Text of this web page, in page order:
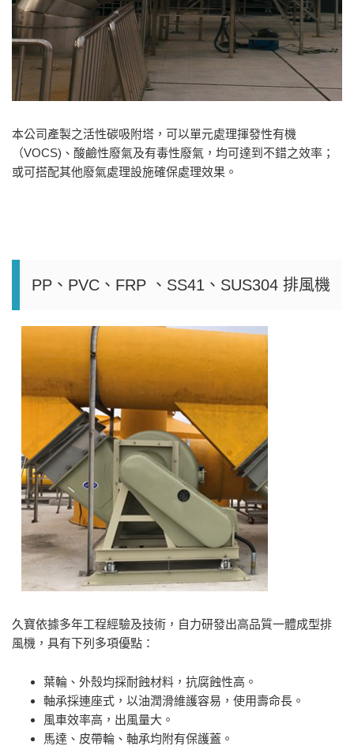
本公司產製之活性碳吸附塔，可以單元處理揮發性有機
（VOCS)、酸鹼性廢氣及有毒性廢氣，均可達到不錯之效率；
或可搭配其他廢氣處理設施確保處理效果。
PP、PVC、FRP 、SS41、SUS304 排風機
久寶依據多年工程經驗及技術，自力研發出高品質一體成型排
風機，具有下列多項優點：
葉輪、外殼均採耐蝕材料，抗腐蝕性高。
軸承採連座式，以油潤滑維護容易，使用壽命長。
風車效率高，出風量大。
馬達、皮帶輪、軸承均附有保護蓋。